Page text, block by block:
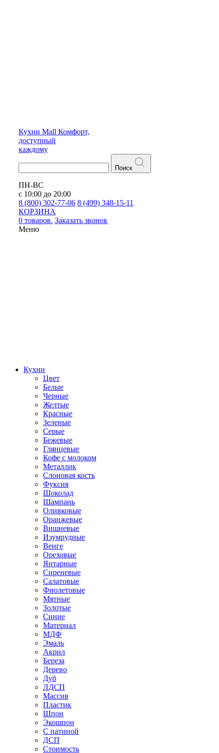
Кухни Mall Комфорт,
доступный
каждому
Поиск
ПН-ВС
с 10:00 до 20:00
8 (800) 302-77-06 8 (499) 348-15-11
КОРЗИНА
0 товаров. Заказать звонок
Меню
Кухни
Цвет
Белые
Черные
Желтые
Красные
Зеленые
Серые
Бежевые
Глянцевые
Кофе с молоком
Металлик
Слоновая кость
Фуксия
Шоколад
Шампань
Оливковые
Оранжевые
Вишневые
Изумрудные
Венге
Ореховые
Янтарные
Сиреневые
Салатовые
Фиолетовые
Мятные
Золотые
Синие
Материал
МДФ
Эмаль
Акрил
Береза
Дерево
Дуб
ЛДСП
Массив
Пластик
Шпон
Экошпон
С патиной
ДСП
Стоимость